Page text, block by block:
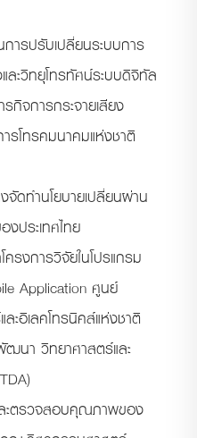
ารปรับเปลี่ยนระบบการ
ละวิทยุโทรทัศน์ระบบดิจิทัล
จการกระจายเสียง
รโทรคมนาคมแห่งชาติ
ดทำนโยบายเปลี่ยนผ่าน
ประเทศไทย
งการวิจัยในโปรแกรม
Application ศูนย์
ะอิเลคโทรนิคส์แห่งชาติ
ฒนา วิทยาศาสตร์และ
ะตรวจสอบคุณภาพของ